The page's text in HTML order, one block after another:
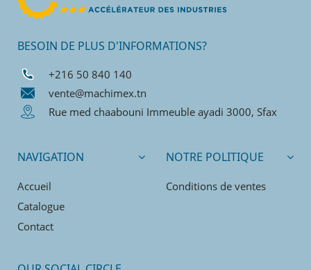
BESOIN DE PLUS D'INFORMATIONS?
+216 50 840 140
vente@machimex.tn
Rue med chaabouni Immeuble ayadi 3000, Sfax
NAVIGATION
Accueil
Catalogue
Contact
NOTRE POLITIQUE
Conditions de ventes